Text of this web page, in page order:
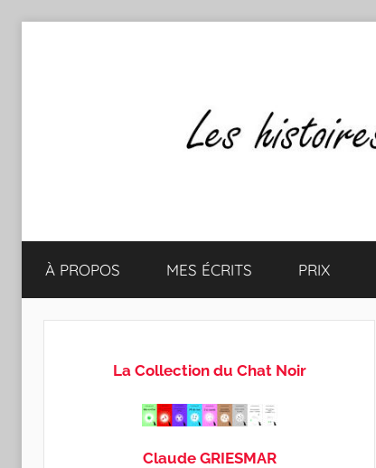
Les
histoires
CLAUDE
GRIESMAR
écrits
&
À PROPOS MES ÉCRITS PRIX
La Collection du Chat Noir
Claude GRIESMAR